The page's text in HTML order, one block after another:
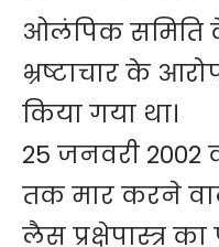
ओलंपिक समिति
भ्रष्टाचार के
किया गया था।
25 जनवरी 2002
तक मार करने
लैस प्रक्षेपास्त्र